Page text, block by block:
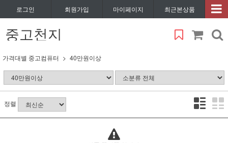
로그인 회원가입 마이페이지 최근본상품
중고천지
가격대별 중고컴퓨터 40만원이상
정렬